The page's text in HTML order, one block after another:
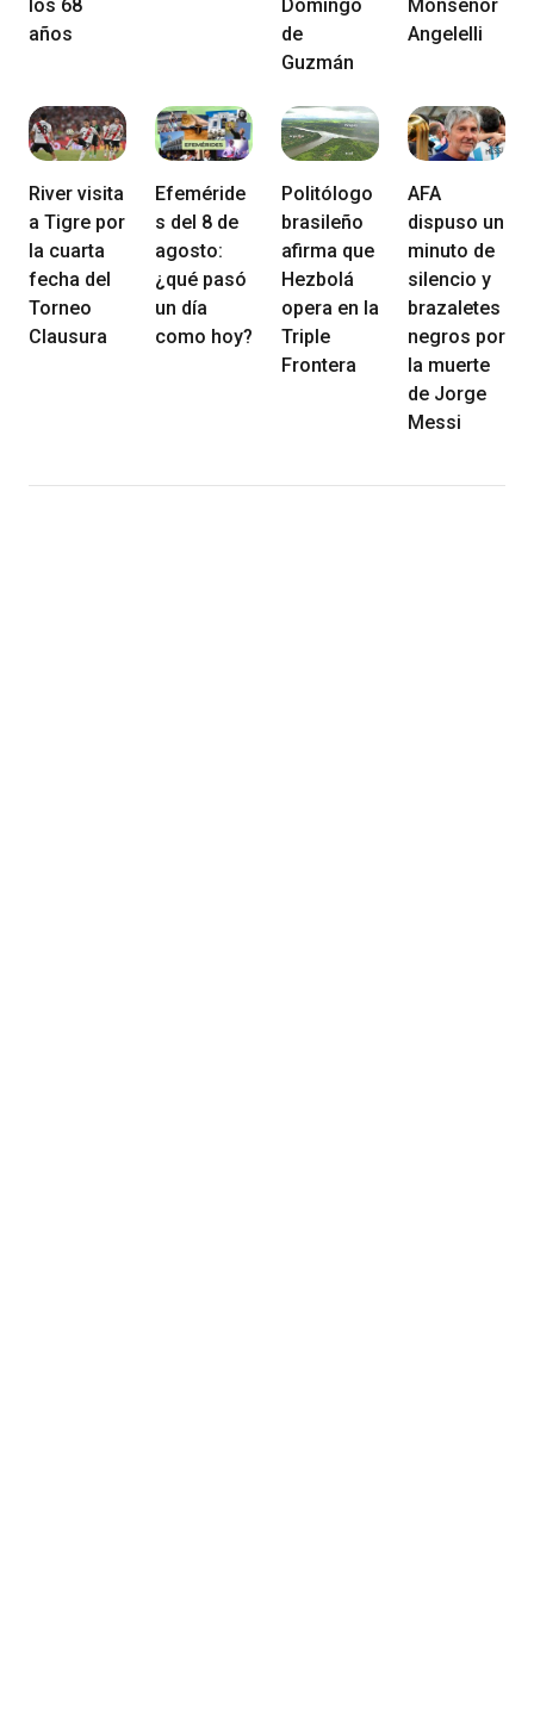
los 68
años
Domingo
de
Guzmán
Monseñor
Angelelli
River visita
a Tigre por
la cuarta
fecha del
Torneo
Clausura
Efeméride
s del 8 de
agosto:
¿qué pasó
un día
como hoy?
Politólogo
brasileño
afirma que
Hezbolá
opera en la
Triple
Frontera
AFA
dispuso un
minuto de
silencio y
brazaletes
negros por
la muerte
de Jorge
Messi